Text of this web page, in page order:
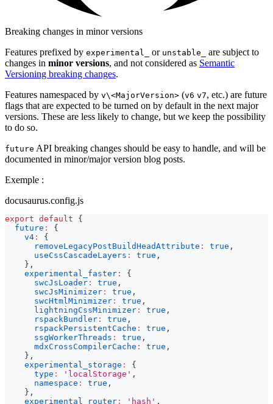
Breaking changes in minor versions
Features prefixed by experimental_ or unstable_
are subject to
changes in minor versions, and not considered as Semantic
Versioning breaking changes.
Features namespaced by v\<MajorVersion> (v6 v7, etc.) are future
flags that are expected to be turned on by default in the next major
versions. These are less likely to change, but we keep the possibility
to do so.
future API breaking changes should be easy to handle, and will be
documented in minor/major version blog posts.
Exemple :
docusaurus.config.js
export default
{
future :
{
v4 :
{
removeLegacyPostBuildHeadAttribute : true ,
useCssCascadeLayers : true ,
} ,
experimental_faster :
{
swcJsLoader : true ,
swcJsMinimizer : true ,
swcHtmlMinimizer : true ,
lightningCssMinimizer : true ,
rspackBundler : true ,
rspackPersistentCache : true ,
ssgWorkerThreads : true ,
mdxCrossCompilerCache : true ,
} ,
experimental_storage :
{
type : 'localStorage' ,
namespace : true ,
} ,
experimental_router : 'hash' ,